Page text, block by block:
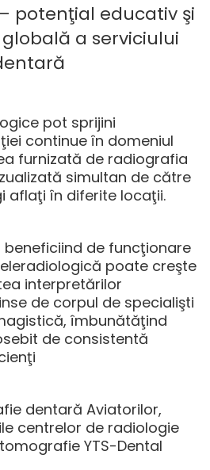
potenţial educativ şi
a serviciului
pot sprijini
continue în domeniul
furnizată de radiografia
simultan de către
aflaţi în diferite locaţii.
de funcţionare
poate creşte
interpretărilor
de corpul de specialişti
îmbunătăţind
de consistentă
dentară Aviatorilor,
centrelor de radiologie
YTS-Dental